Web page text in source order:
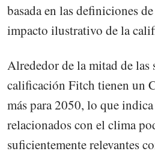
basada en las definiciones
impacto ilustrativo de la
Alrededor de la mitad de las
calificación Fitch tienen un
más para 2050, lo que
relacionados con el clima
suficientemente relevantes